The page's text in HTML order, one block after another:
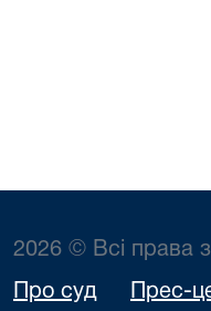
2026 © Всі права
Про суд Прес-